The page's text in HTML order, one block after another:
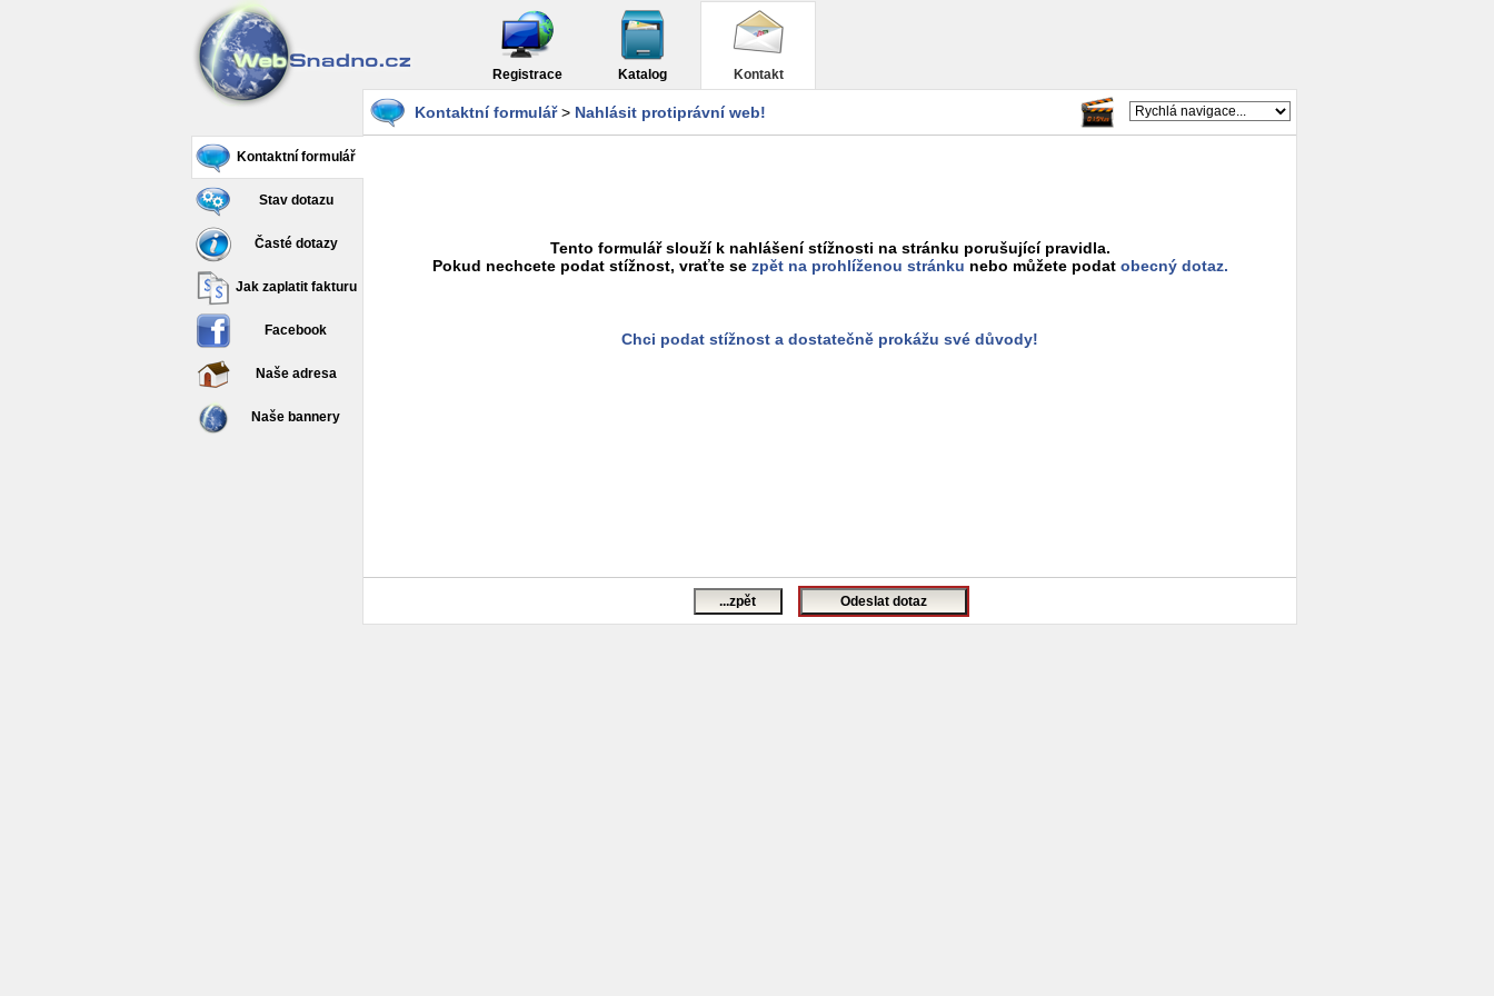
Registrace Katalog Kontakt
Kontaktní formulář
Stav dotazu
Časté dotazy
Jak zaplatit fakturu
Facebook
Naše adresa
Naše bannery
Kontaktní formulář> Nahlásit protiprávní web!
Tento formulář slouží k nahlášení stížnosti na stránku porušující pravidla.
Pokud nechcete podat stížnost, vraťte se zpět na prohlíženou stránku nebo můžete podat obecný dotaz.
Chci podat stížnost a dostatečně prokážu své důvody!